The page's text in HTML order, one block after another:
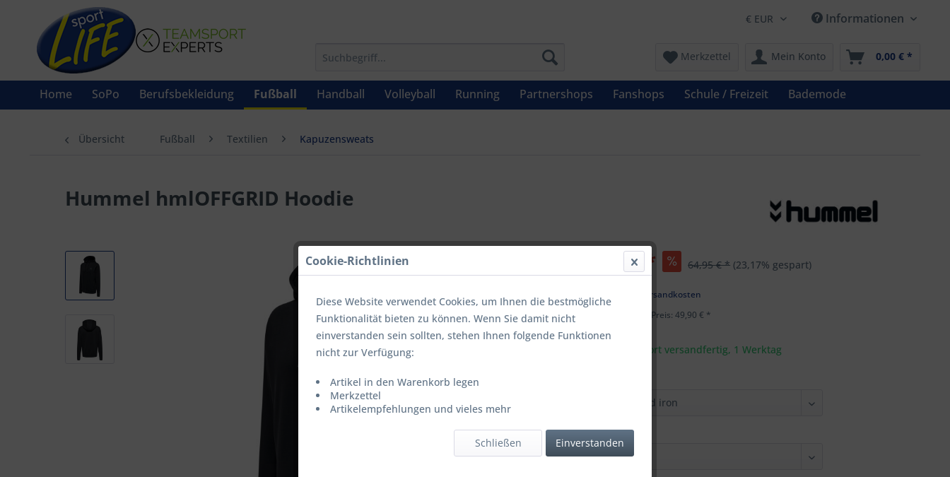
Informationen
Merkzettel Mein Konto 0,00 € *
Home SoPo Berufsbekleidung Fußball Handball Volleyball Running Partnershops Fanshops Schule / Freizeit Bademode
Übersicht Fußball Textilien Kapuzensweats
Hummel hmlOFFGRID Hoodie
49,90 € * 64,95 € * (23,17% gespart)
zzgl. Versandkosten
Letzter niedrigster Preis: 49,90 € *
Artikel ist sofort versandfertig, 1 Werktag
GROESSE:
Cookie-Richtlinien
Diese Website verwendet Cookies, um Ihnen die bestmögliche
Funktionalität bieten zu können. Wenn Sie damit nicht
einverstanden sein sollten, stehen Ihnen folgende Funktionen
nicht zur Verfügung:
Artikel in den Warenkorb legen
Merkzettel
Artikelempfehlungen und vieles mehr
Einverstanden
Schließen